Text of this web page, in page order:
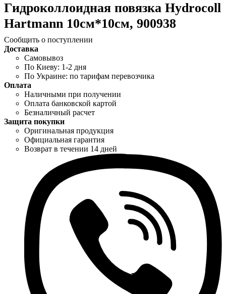
Гидроколлоидная повязка Hydrocoll
Hartmann 10см*10см, 900938
Сообщить о поступлении
Доставка
Самовывоз
По Киеву: 1-2 дня
По Украине: по тарифам перевозчика
Оплата
Наличными при получении
Оплата банковской картой
Безналичный расчет
Защита покупки
Оригинальная продукция
Официальная гарантия
Возврат в течении 14 дней